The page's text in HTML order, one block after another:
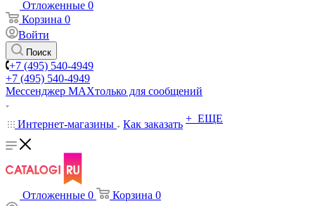
Отложенные 0
Корзина 0
Войти
Поиск
+7 (495) 540-4949
+7 (495) 540-4949
Мессенджер МАХтолько для сообщений
Интернет-магазины Как заказать + ЕЩЕ
Отложенные 0 Корзина 0